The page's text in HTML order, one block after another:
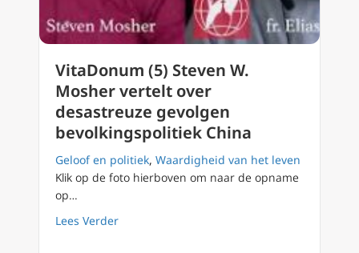
VitaDonum (5) Steven W.
Mosher vertelt over
desastreuze gevolgen
bevolkingspolitiek China
Geloof en politiek, Waardigheid van het leven
Klik op de foto hierboven om naar de opname
op…
Lees Verderabout VitaDonum (5) Steven W. Mosher